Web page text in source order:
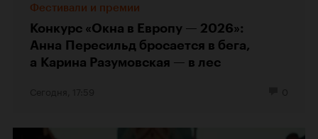
Фестивали и премии
Конкурс «Окна в Европу — 2026»:
Анна Пересильд бросается в бега,
а Карина Разумовская — в лес